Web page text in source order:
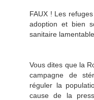
FAUX ! Les
adoption et bien
sanitaire
Vous dites que la
campagne de
réguler la
cause de la